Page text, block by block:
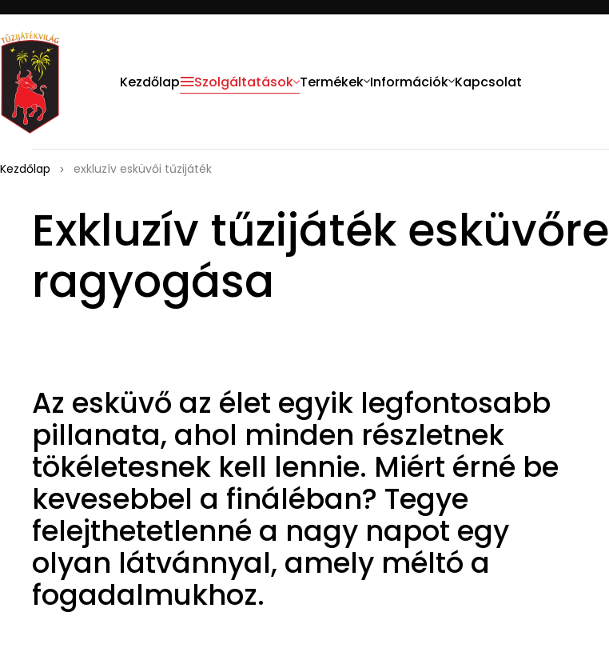
Kezdőlap Szolgáltatások Termékek Információk Kapcsolat
Kezdőlap exkluzív esküvői tűzijáték
Exkluzív tűzijáték esküvőre
ragyogása
Az esküvő az élet egyik legfontosabb
pillanata, ahol minden részletnek
tökéletesnek kell lennie. Miért érné be
kevesebbel a fináléban? Tegye
felejthetetlenné a nagy napot egy
olyan látvánnyal, amely méltó a
fogadalmukhoz.